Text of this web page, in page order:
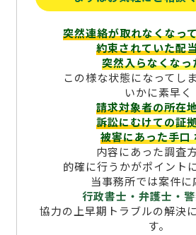
突然連絡が取れなくなっ
約束されていた配
突然入らなくな
この様な状態になってし
いかに素早く
請求対象者の所在
訴訟にむけての証
被害にあった手口
内容にあった調査
的確に行うかがポイント
当事務所では案件に
行政書士・弁護士・
協力の上早期トラブルの解決
す。